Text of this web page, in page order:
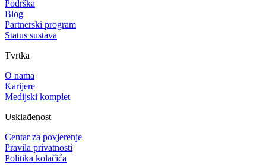
Podrška
Blog
Partnerski program
Status sustava
Tvrtka
O nama
Karijere
Medijski komplet
Usklađenost
Centar za povjerenje
Pravila privatnosti
Politika kolačića